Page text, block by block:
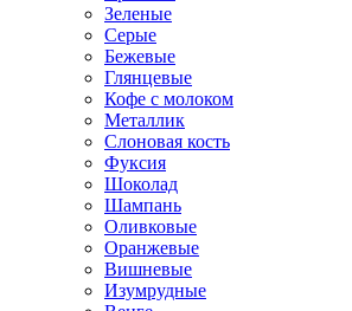
Зеленые
Серые
Бежевые
Глянцевые
Кофе с молоком
Металлик
Слоновая кость
Фуксия
Шоколад
Шампань
Оливковые
Оранжевые
Вишневые
Изумрудные